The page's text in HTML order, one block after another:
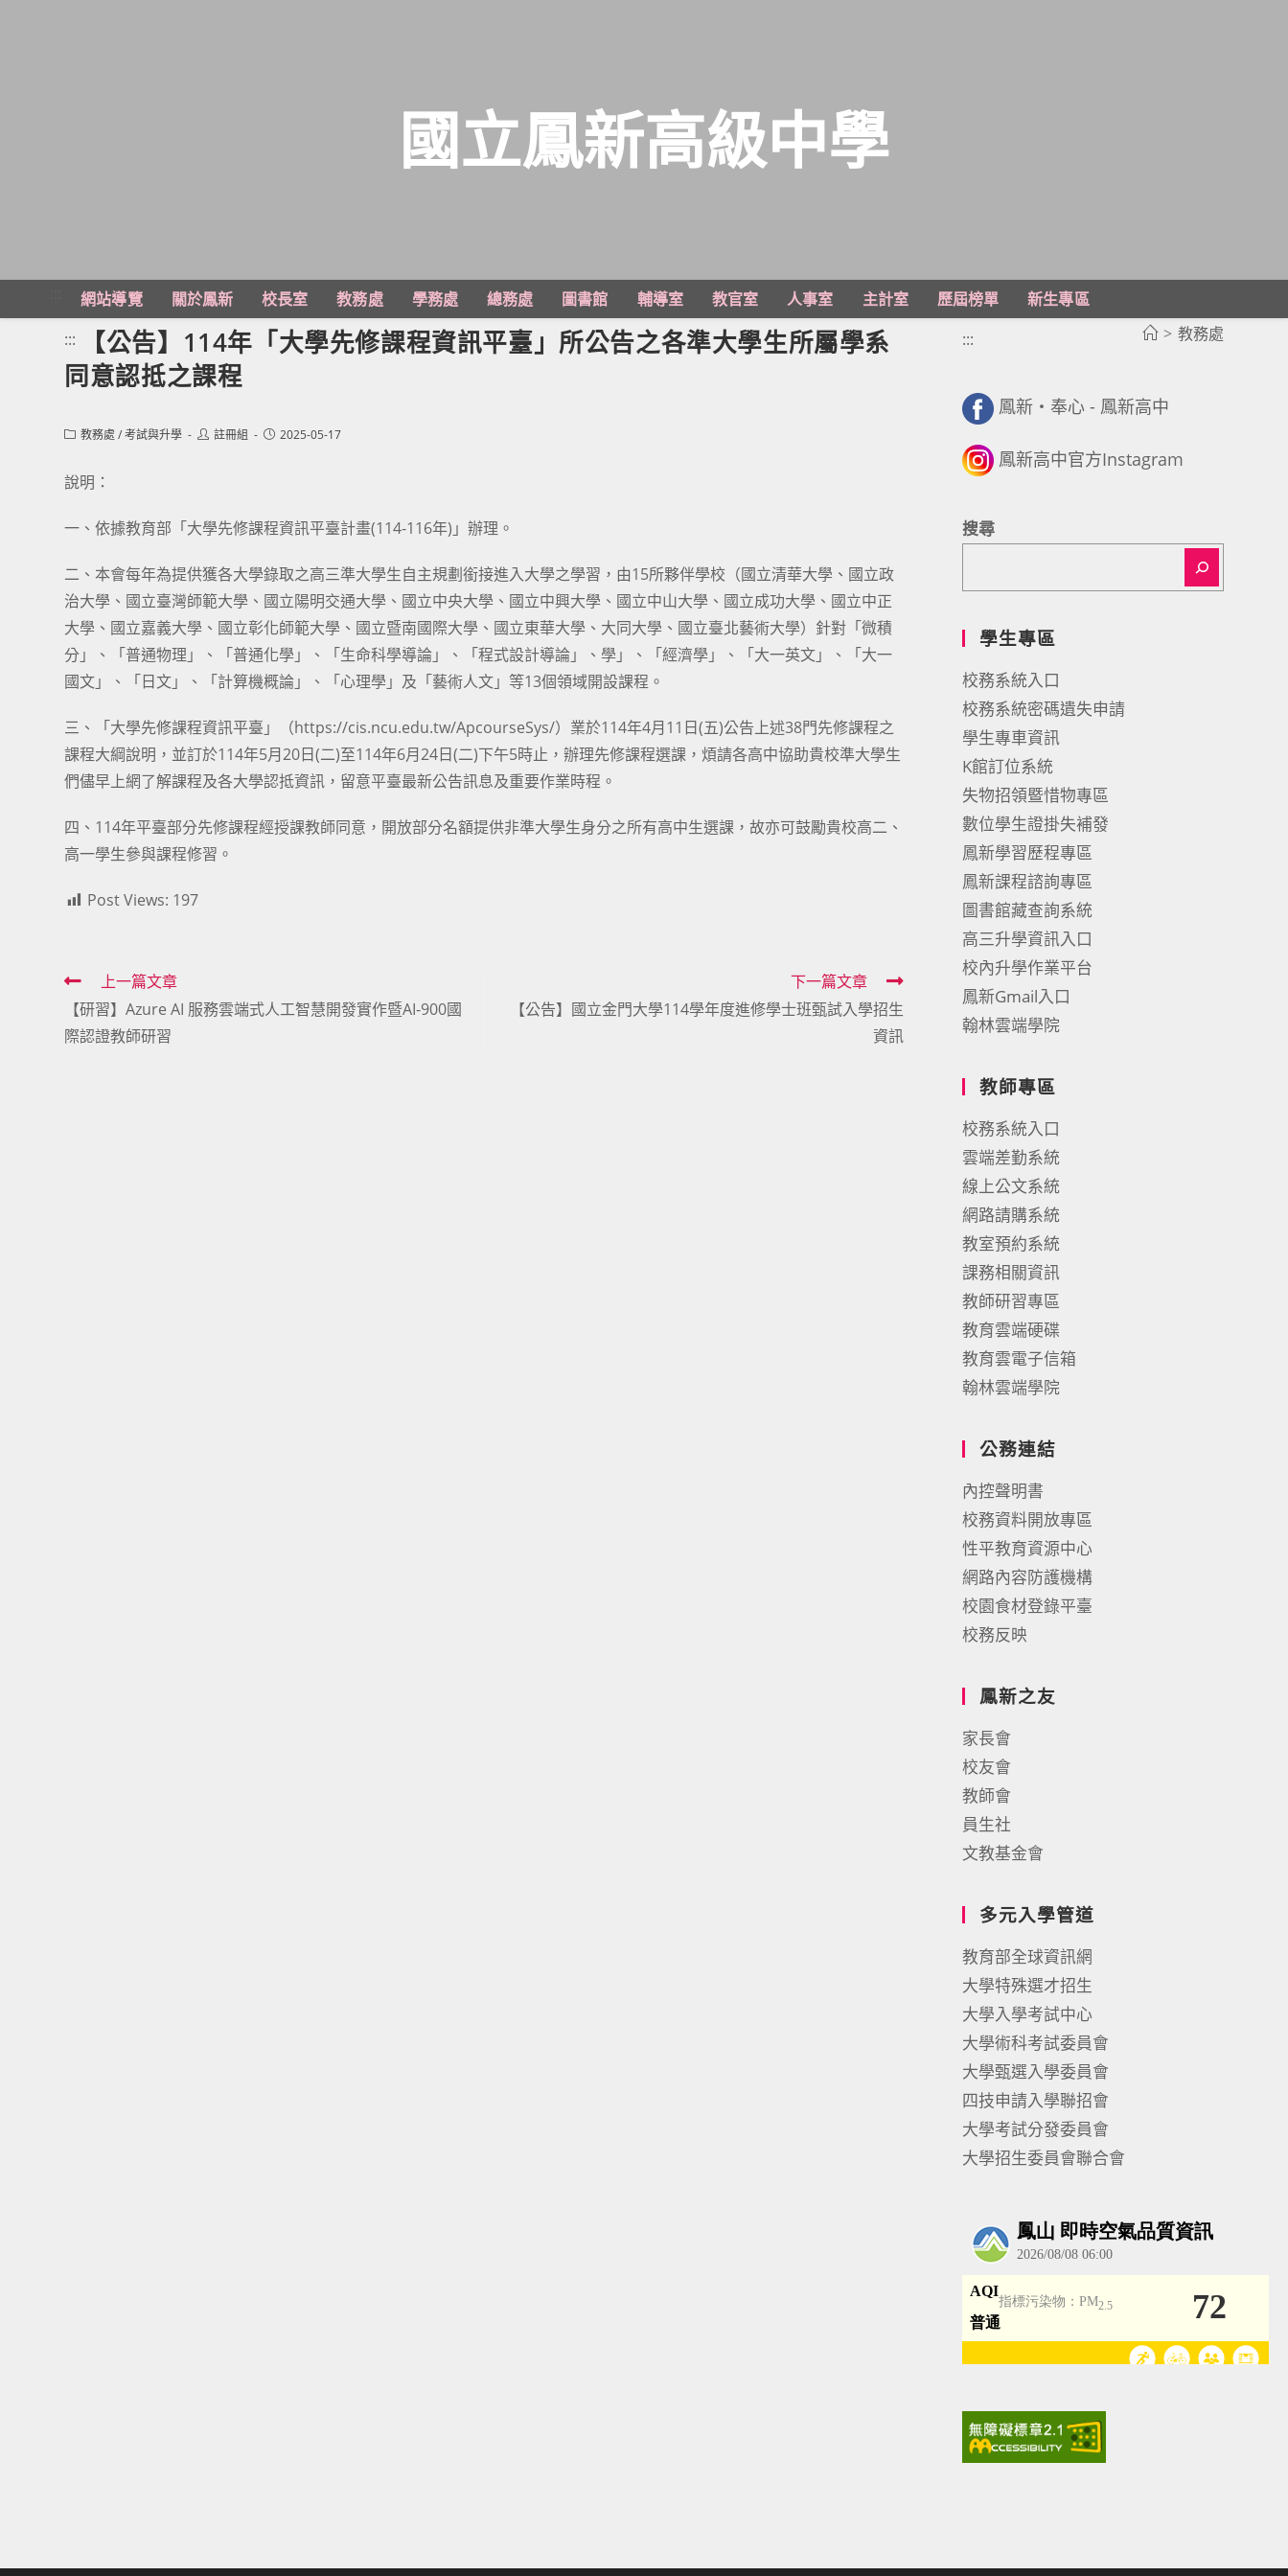
主
國立鳳新高級中學
網站導覽 關於鳳新 校長室 教務處 學務處 總務處 圖書館 輔導室 教官室 人事室 主計室 歷屆榜單
新生專區
> 教務處
:::
【公告】114年「大學先修課程資訊平臺」所公告之各準大學生所屬學系
同意認抵之課程
Post教務處 /考試與升學
Post註冊組
Post2025-05-17
說明：
一、依據教育部「大學先修課程資訊平臺計畫(114-116年)」辦理。
二、本會每年為提供獲各大學錄取之高三準大學生自主規劃銜接進入大學之學習，由15所夥伴學校（國立清華大學、國立政
治大學、國立臺灣師範大學、國立陽明交通大學、國立中央大學、國立中興大學、國立中山大學、國立成功大學、國立中正
大學、國立嘉義大學、國立彰化師範大學、國立暨南國際大學、國立東華大學、大同大學、國立臺北藝術大學）針對「微積
分」、「普通物理」、「普通化學」、「生命科學導論」、「程式設計導論」、學」、「經濟學」、「大一英文」、「大一
國文」、「日文」、「計算機概論」、「心理學」及「藝術人文」等13個領域開設課程。
三、「大學先修課程資訊平臺」（https://cis.ncu.edu.tw/ApcourseSys/）業於114年4月11日(五)公告上述38門先修課程之
課程大綱說明，並訂於114年5月20日(二)至114年6月24日(二)下午5時止，辦理先修課程選課，煩請各高中協助貴校準大學生
們儘早上網了解課程及各大學認抵資訊，留意平臺最新公告訊息及重要作業時程。
四、114年平臺部分先修課程經授課教師同意，開放部分名額提供非準大學生身分之所有高中生選課，故亦可鼓勵貴校高二、
高一學生參與課程修習。
Post Views: 197
Read
more
articles
上一篇文章
【研習】Azure AI 服務雲端式人工智慧開發實作暨AI-900國
際認證教師研習
下一篇文章
【公告】國立金門大學114學年度進修學士班甄試入學招生
資訊
:::
鳳新・奉心 - 鳳新高中
鳳新高中官方Instagram
搜尋
學生專區
校務系統入口
校務系統密碼遺失申請
學生專車資訊
K館訂位系統
失物招領暨惜物專區
數位學生證掛失補發
鳳新學習歷程專區
鳳新課程諮詢專區
圖書館藏查詢系統
高三升學資訊入口
校內升學作業平台
鳳新Gmail入口
翰林雲端學院
教師專區
校務系統入口
雲端差勤系統
線上公文系統
網路請購系統
教室預約系統
課務相關資訊
教師研習專區
教育雲端硬碟
教育雲電子信箱
翰林雲端學院
公務連結
內控聲明書
校務資料開放專區
性平教育資源中心
網路內容防護機構
校園食材登錄平臺
校務反映
鳳新之友
家長會
校友會
教師會
員生社
文教基金會
多元入學管道
教育部全球資訊網
大學特殊選才招生
大學入學考試中心
大學術科考試委員會
大學甄選入學委員會
四技申請入學聯招會
大學考試分發委員會
大學招生委員會聯合會